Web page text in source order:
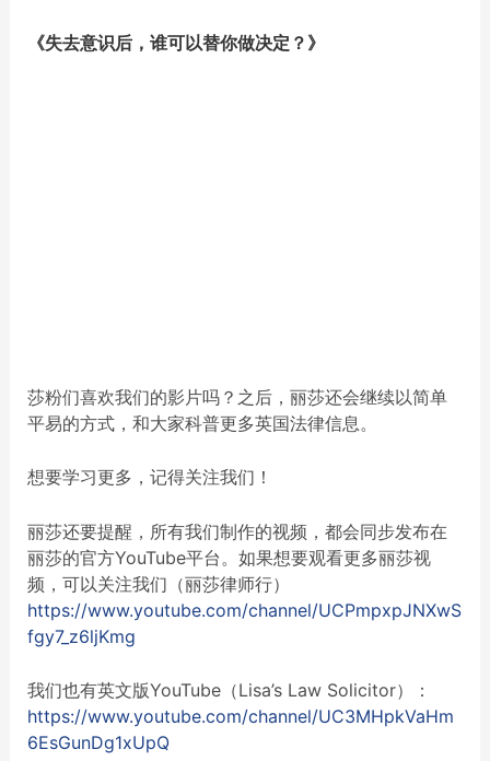
《失去意识后，谁可以替你做决定？》
莎粉们喜欢我们的影片吗？之后，丽莎还会继续以简单
平易的方式，和大家科普更多英国法律信息。
想要学习更多，记得关注我们！
丽莎还要提醒，所有我们制作的视频，都会同步发布在
丽莎的官方YouTube平台。如果想要观看更多丽莎视
频，可以关注我们（丽莎律师行）
https://www.youtube.com/channel/UCPmpxpJNXwS
fgy7_z6ljKmg
我们也有英文版YouTube（Lisa’s Law Solicitor）：
https://www.youtube.com/channel/UC3MHpkVaHm
6EsGunDg1xUpQ